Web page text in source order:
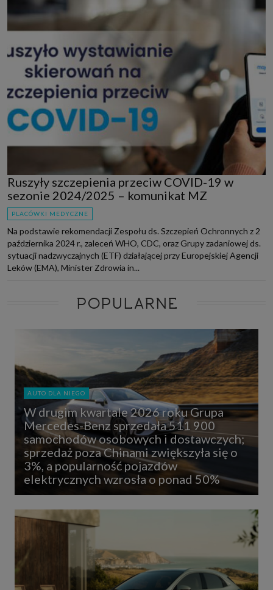
Ruszyły szczepienia przeciw COVID-19 w
sezonie 2024/2025 – komunikat MZ
PLACÓWKI MEDYCZNE
Na podstawie rekomendacji Zespołu ds. Szczepień Ochronnych z 2
października 2024 r., zaleceń WHO, CDC, oraz Grupy zadaniowej ds.
sytuacji nadzwyczajnych (ETF) działającej przy Europejskiej Agencji
Leków (EMA), Minister Zdrowia in...
POPULARNE
AUTO DLA NIEGO
W drugim kwartale 2026 roku Grupa
Mercedes-Benz sprzedała 511 900
samochodów osobowych i dostawczych;
sprzedaż poza Chinami zwiększyła się o
3%, a popularność pojazdów
elektrycznych wzrosła o ponad 50%